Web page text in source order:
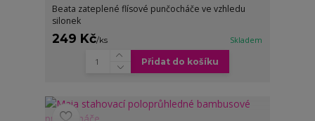
Beata zateplené flísové punčocháče ve vzhledu
silonek
249 Kč/ks Skladem
Přidat do košíku